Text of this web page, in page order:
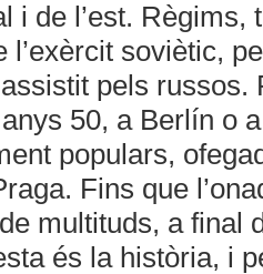
i de l’est.
l’exèrcit soviètic,
pels russos.
50, a Berlín o
populars,
Fins que
multituds, a final
és la història, i